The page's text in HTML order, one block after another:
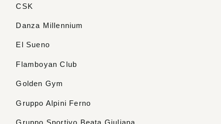
CSK
Danza Millennium
El Sueno
Flamboyan Club
Golden Gym
Gruppo Alpini Ferno
Gruppo Sportivo Beata Giuliana